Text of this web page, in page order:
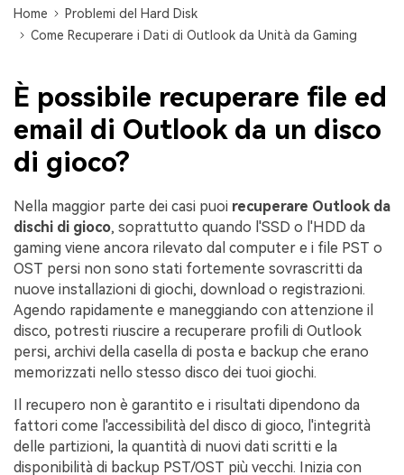
Home
Problemi del Hard Disk
Come Recuperare i Dati di Outlook da Unità da Gaming
È possibile recuperare file ed
email di Outlook da un disco
di gioco?
Nella maggior parte dei casi puoi recuperare Outlook da
dischi di gioco, soprattutto quando l'SSD o l'HDD da
gaming viene ancora rilevato dal computer e i file PST o
OST persi non sono stati fortemente sovrascritti da
nuove installazioni di giochi, download o registrazioni.
Agendo rapidamente e maneggiando con attenzione il
disco, potresti riuscire a recuperare profili di Outlook
persi, archivi della casella di posta e backup che erano
memorizzati nello stesso disco dei tuoi giochi.
Il recupero non è garantito e i risultati dipendono da
fattori come l'accessibilità del disco di gioco, l'integrità
delle partizioni, la quantità di nuovi dati scritti e la
disponibilità di backup PST/OST più vecchi. Inizia con